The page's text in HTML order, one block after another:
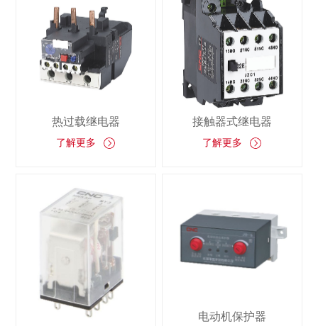
热过载继电器
了解更多
接触器式继电器
了解更多
电动机保护器